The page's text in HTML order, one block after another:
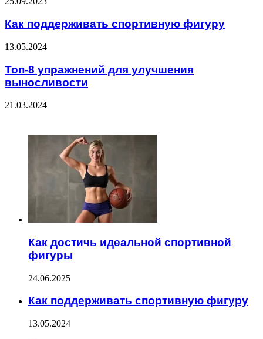
Как поддерживать спортивную фигуру
13.05.2024
Топ-8 упражнений для улучшения
выносливости
21.03.2024
Как достичь идеальной спортивной
фигуры
24.06.2025
Как поддерживать спортивную фигуру
13.05.2024